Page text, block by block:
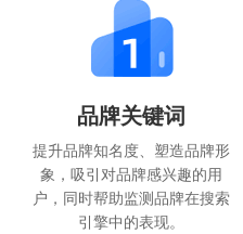
品牌关键词
提升品牌知名度、塑造品牌形
象，吸引对品牌感兴趣的用
户，同时帮助监测品牌在搜索
引擎中的表现。